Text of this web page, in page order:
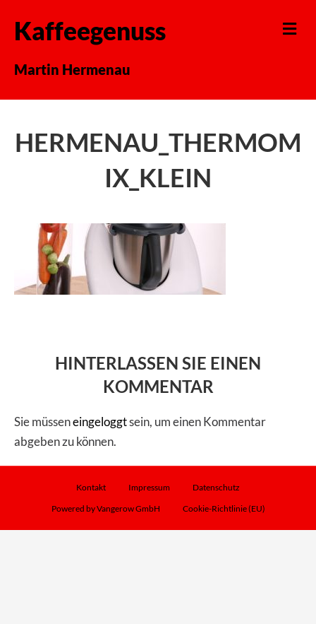
Kaffeegenuss
Martin Hermenau
N
A
O
N
HERMENAU_THERMOM
IX_KLEIN
HINTERLASSEN SIE EINEN
KOMMENTAR
Sie müsseneingeloggtsein, um einen Kommentar
abgeben zu können.
Kontakt Impressum
Datenschutz
Powered by Vangerow GmbH
Cookie-Richtlinie (EU)